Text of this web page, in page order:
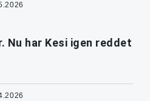
Nu har Kesi igen reddet